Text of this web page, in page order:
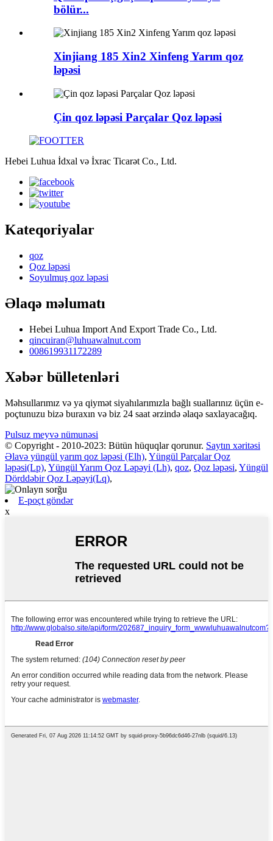
bölür...
Xinjiang 185 Xin2 Xinfeng Yarım qoz
ləpəsi
Çin qoz ləpəsi Parçalar Qoz ləpəsi
Hebei Luhua İdxal və İxrac Ticarət Co., Ltd.
Kateqoriyalar
qoz
Qoz ləpəsi
Soyulmuş qoz ləpəsi
Əlaqə məlumatı
Hebei Luhua Import And Export Trade Co., Ltd.
qincuiran@luhuawalnut.com
008619931172289
Xəbər bülletenləri
Məhsullarımız və ya qiymət siyahılarımızla bağlı suallarınız üçün e-
poçtunuzu bizə buraxın və biz 24 saat ərzində əlaqə saxlayacağıq.
Pulsuz meyvə nümunəsi
© Copyright - 2010-2023: Bütün hüquqlar qorunur. Saytın xəritəsi
Əlavə yüngül yarım qoz ləpəsi (Elh), Yüngül Parçalar Qoz
ləpəsi(Lp), Yüngül Yarım Qoz Ləpəyi (Lh), qoz, Qoz ləpəsi, Yüngül
Dörddəbir Qoz Ləpəyi(Lq),
E-poçt göndər
x